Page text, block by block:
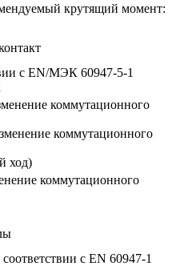
крутящий момент:
с EN/МЭК 60947-5-1
коммутационного
коммутационного
ход)
коммутационного
с EN 60947-1